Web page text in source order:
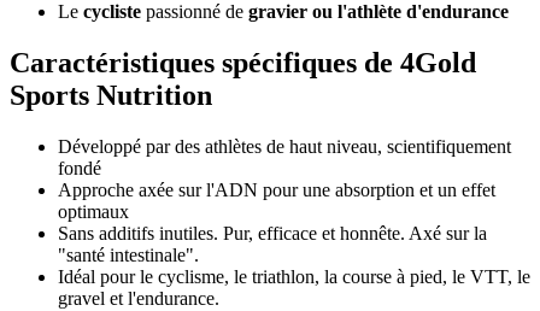
Le cycliste passionné de gravier ou l'athlète d'endurance
Caractéristiques spécifiques de 4Gold
Sports Nutrition
Développé par des athlètes de haut niveau, scientifiquement
fondé
Approche axée sur l'ADN pour une absorption et un effet
optimaux
Sans additifs inutiles. Pur, efficace et honnête. Axé sur la
"santé intestinale".
Idéal pour le cyclisme, le triathlon, la course à pied, le VTT, le
gravel et l'endurance.